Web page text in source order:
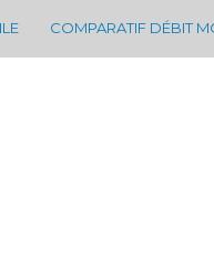
COMPARATIF DÉBIT